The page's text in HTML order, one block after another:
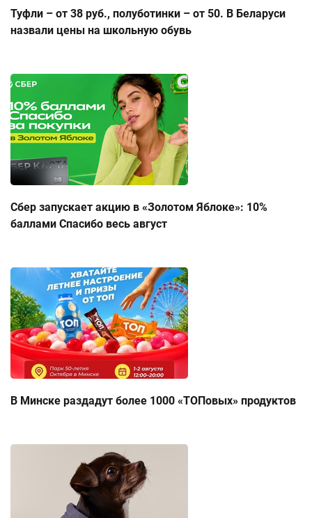
Туфли – от 38 руб., полуботинки – от 50. В Беларуси
назвали цены на школьную обувь
Сбер запускает акцию в «Золотом Яблоке»: 10%
баллами Спасибо весь август
В Минске раздадут более 1000 «ТОПовых» продуктов